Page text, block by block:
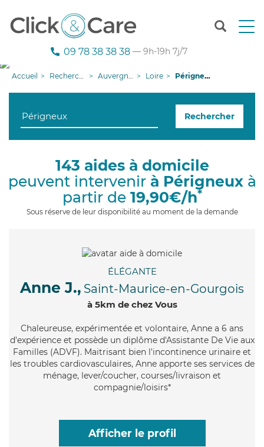
T
n
g
i
09 78 38 38 38 — 9h-19h 7j/7
Accueil Recherche aide à domicile Auvergne-Rhône-Alpes Loire Périgneux
Rechercher
143 aides à domicile
peuvent intervenir à Périgneuxà
partir de 19,90€/h*
Sous réserve de leur disponibilité au moment de la demande
ÉLÉGANTE
Anne J., Saint-Maurice-en-Gourgois
à 5km de chez Vous
Chaleureuse, expérimentée et volontaire, Anne a 6 ans
d'expérience et possède un diplôme d'Assistante De Vie aux
Familles (ADVF). Maitrisant bien l'incontinence urinaire et
les troubles cardiovasculaires, Anne apporte ses services de
ménage, lever/coucher, courses/livraison et
compagnie/loisirs*
Afficher le profil